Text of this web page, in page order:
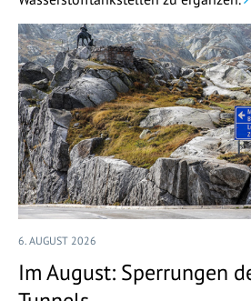
6. AUGUST 2026
Im August: Sperrungen